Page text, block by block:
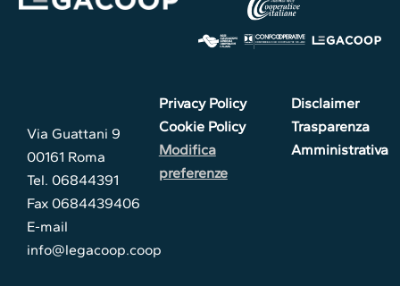
Via Guattani 9
00161 Roma
Tel. 06844391
Fax 0684439406
E-mail
info@legacoop.coop
Privacy Policy
Cookie Policy
Modifica
preferenze
Disclaimer
Trasparenza
Amministrativa